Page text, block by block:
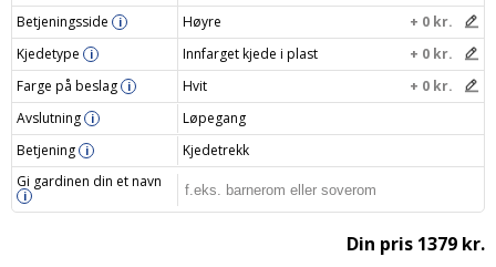
Betjeningsside
i Høyre
+ 0 kr.
Kjedetype
i Innfarget kjede i plast
+ 0 kr.
Farge på beslag
i Hvit
+ 0 kr.
Avslutning
i
Løpegang
Betjening
i
Kjedetrekk
Gi gardinen din et navn
i
Din pris 1379 kr.